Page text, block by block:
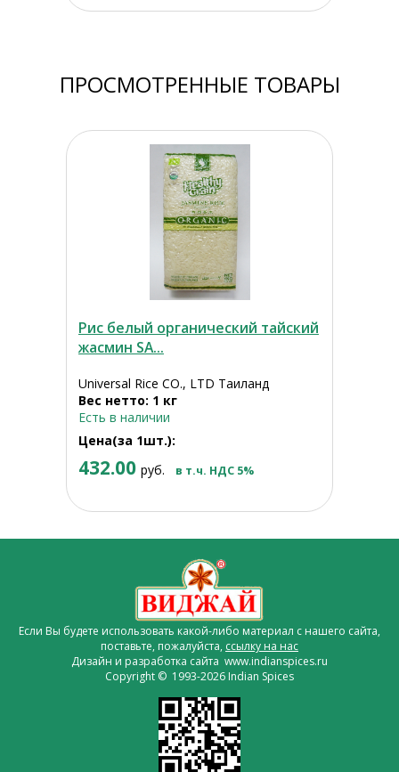
ПРОСМОТРЕННЫЕ ТОВАРЫ
Рис белый органический тайский
жасмин SA...
Universal Rice CO., LTD Таиланд
Вес нетто: 1 кг
Есть в наличии
Цена(за 1шт.):
432.00 руб. в т.ч. НДС 5%
Если Вы будете использовать какой-либо материал с нашего сайта,
поставьте, пожалуйста, ссылку на нас
Дизайн и разработка сайта www.indianspices.ru
Copyright © 1993-2026 Indian Spices